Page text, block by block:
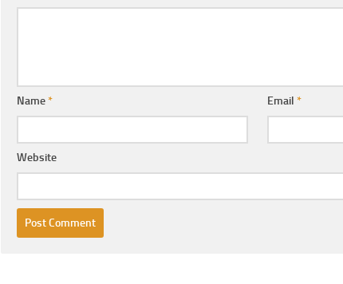
Name* Email*
Website